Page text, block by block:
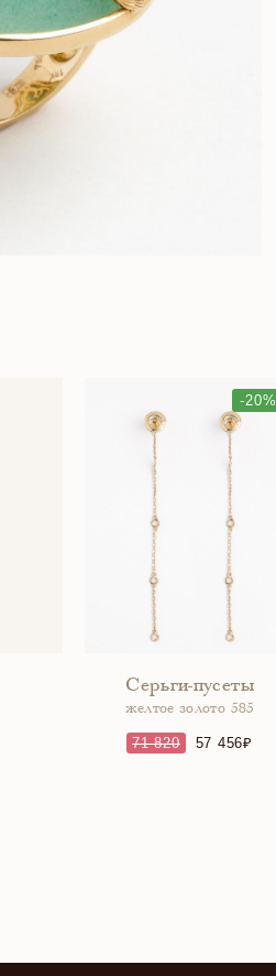
-20%
Серьги-пусеты
желтое золото 585
71 820 57 456